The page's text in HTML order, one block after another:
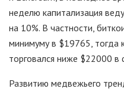
неделю капитализация
на 10%. В частности,
минимуму в $19765, тогда
торговался ниже $22000 в
Развитию медвежьего